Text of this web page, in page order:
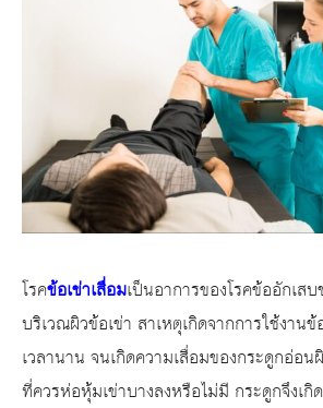
โรคข้อเข่าเสื่อมเป็นอาการของโรคข้ออักเส
บริเวณผิวข้อเข่า สาเหตุเกิดจากการใช้งาน
เวลานาน จนเกิดความเสื่อมของกระดูกอ่อ
ที่ควรห่อหุ้มเข่าบางลงหรือไม่มี กระดูกจึงเกิ